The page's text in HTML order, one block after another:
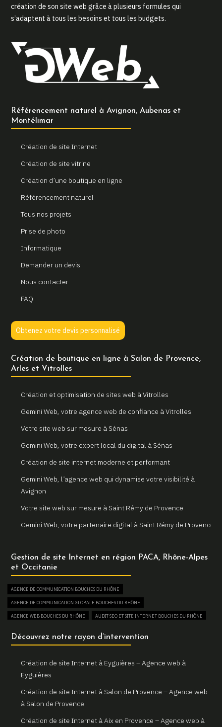
création de son site web grâce à plusieurs formules qui
s’adaptent à tous les besoins et tous les budgets.
Référencement naturel à Avignon, Aubenas et
Montélimar
Création de site Internet
Création de site vitrine
Création d’une boutique en ligne
Référencement naturel
Tous nos projets
Prise de photo
Informatique
Demander un devis
Nous contacter
FAQ
Obtenez votre devis personnalisé
Création de boutique en ligne à Salon de Provence,
Arles et Vitrolles
Création et optimisation de sites web à Vitrolles
Gemini Web, votre agence web de confiance à Vitrolles
Votre site web sur mesure à Sénas
Gemini Web, votre expert local du digital à Sénas
Création de site internet moderne et performant
Gemini Web, l’agence web qui dynamise votre visibilité à
Avignon
Votre site web sur mesure à Saint Rémy de Provence
Gemini Web, votre partenaire digital à Saint Rémy de Provence
Votre agence web locale Gemini Web à Arles
Création et refonte de sites internet à Martigues
Gemini Web, votre agence web à Martigues
Un site web sur mesure pour votre activité à Aix en Provence
Provence
Gestion de site Internet en région PACA, Rhône-Alpes
et Occitanie
AGENCE DE COMMUNICATION BOUCHES DU RHÔNE
AGENCE DE COMMUNICATION GLOBALE BOUCHES DU RHÔNE
AGENCE WEB BOUCHES DU RHÔNE AUDIT SEO ET SITE INTERNET BOUCHES DU RHÔNE
CRÉATEUR DE SITE WEB BOUCHES DU RHÔNE
Découvrez notre rayon d’intervention
Création de site Internet à Eyguières – Agence web à
Eyguières
Création de site Internet à Salon de Provence – Agence web
à Salon de Provence
Création de site Internet à Aix en Provence – Agence web à